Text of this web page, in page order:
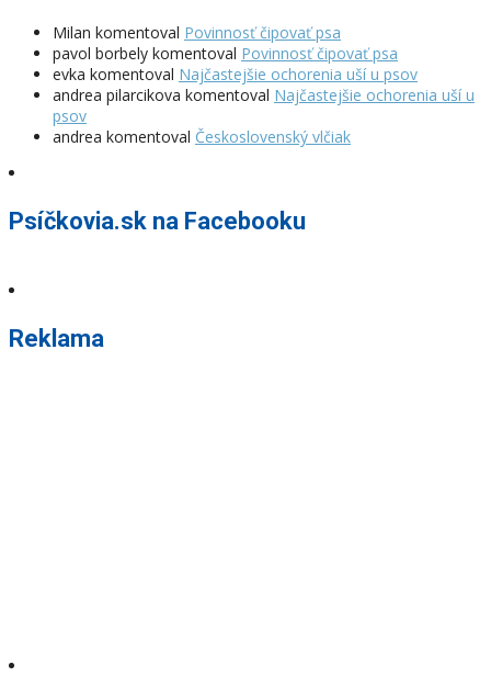
Milan komentoval Povinnosť čipovať psa
pavol borbely komentoval Povinnosť čipovať psa
evka komentoval Najčastejšie ochorenia uší u psov
andrea pilarcikova komentoval Najčastejšie ochorenia uší u
psov
andrea komentoval Československý vlčiak
Psíčkovia.sk na Facebooku
Reklama